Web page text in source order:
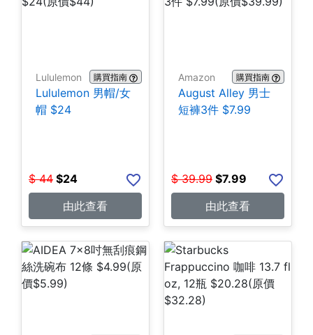
Lululemon 購買指南
Lululemon 男帽/女
帽 $24
$ 44 $24
由此查看
Amazon 購買指南
August Alley 男士
短褲3件 $7.99
$ 39.99 $7.99
由此查看